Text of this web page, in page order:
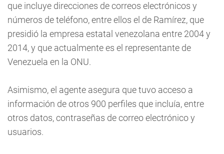
que incluye direcciones de correos electrónicos y
números de teléfono, entre ellos el de Ramírez, que
presidió la empresa estatal venezolana entre 2004 y
2014, y que actualmente es el representante de
Venezuela en la ONU.
Asimismo, el agente asegura que tuvo acceso a
información de otros 900 perfiles que incluía, entre
otros datos, contraseñas de correo electrónico y
usuarios.